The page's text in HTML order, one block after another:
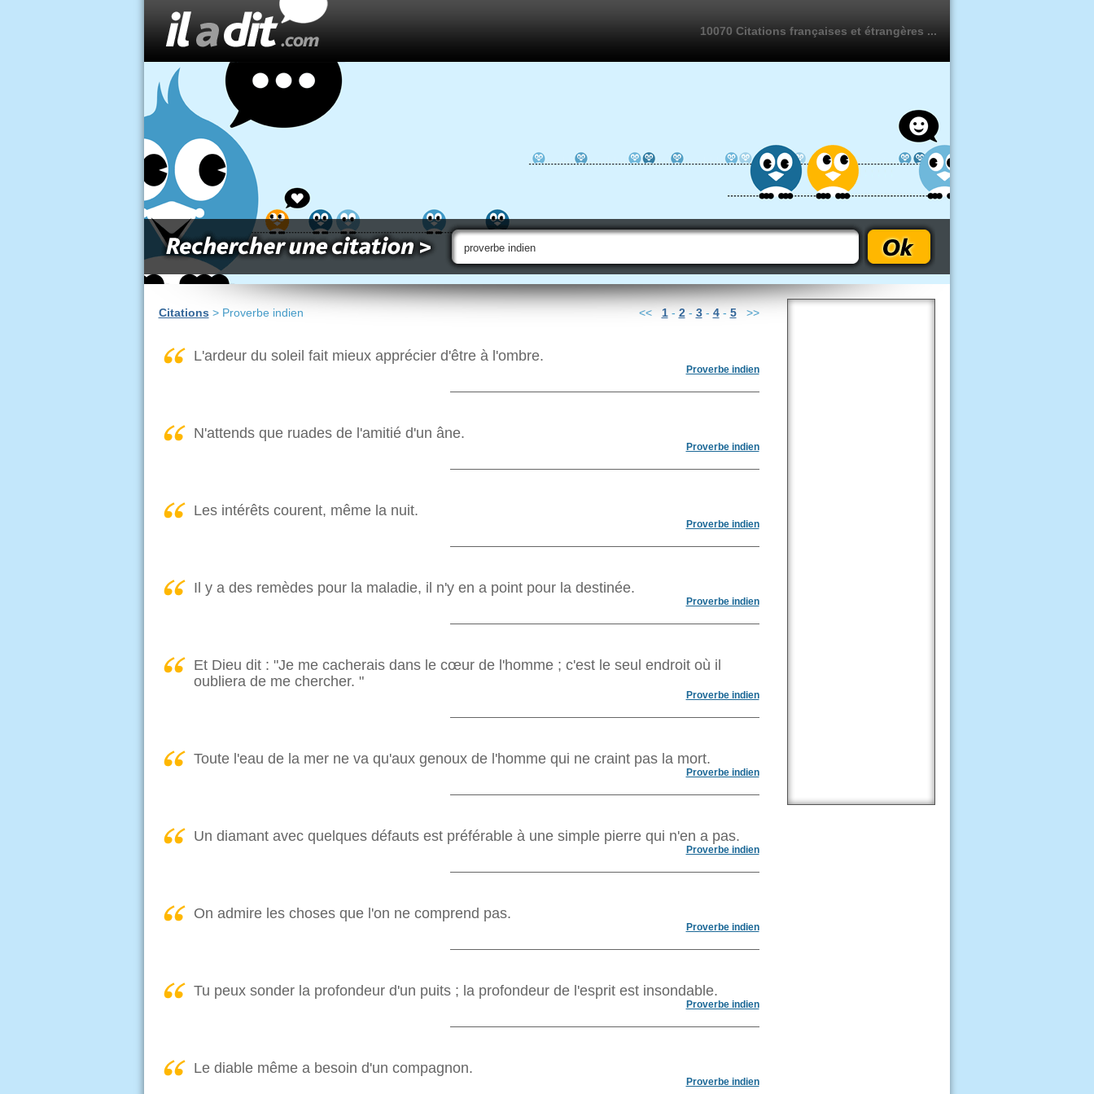
10070 Citations françaises et étrangères ...
Citations > Proverbe indien << 1- 2- 3- 4- 5>>
L'ardeur du soleil fait mieux apprécier d'être à l'ombre.
Proverbe indien
N'attends que ruades de l'amitié d'un âne.
Proverbe indien
Les intérêts courent, même la nuit.
Proverbe indien
Il y a des remèdes pour la maladie, il n'y en a point pour la destinée.
Proverbe indien
Et Dieu dit : "Je me cacherais dans le cœur de l'homme ; c'est le seul endroit où il
oubliera de me chercher. "
Proverbe indien
Toute l'eau de la mer ne va qu'aux genoux de l'homme qui ne craint pas la mort.
Proverbe indien
Un diamant avec quelques défauts est préférable à une simple pierre qui n'en a pas.
Proverbe indien
On admire les choses que l'on ne comprend pas.
Proverbe indien
Tu peux sonder la profondeur d'un puits ; la profondeur de l'esprit est insondable.
Proverbe indien
Le diable même a besoin d'un compagnon.
Proverbe indien